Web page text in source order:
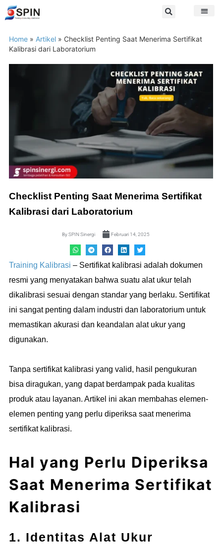
Home » Artikel » Checklist Penting Saat Menerima Sertifikat
Kalibrasi dari Laboratorium
Checklist Penting Saat Menerima Sertifikat
Kalibrasi dari Laboratorium
BySPIN Sinergi Februari 14, 2025
Training Kalibrasi – Sertifikat kalibrasi adalah dokumen
resmi yang menyatakan bahwa suatu alat ukur telah
dikalibrasi sesuai dengan standar yang berlaku. Sertifikat
ini sangat penting dalam industri dan laboratorium untuk
memastikan akurasi dan keandalan alat ukur yang
digunakan.
Tanpa sertifikat kalibrasi yang valid, hasil pengukuran
bisa diragukan, yang dapat berdampak pada kualitas
produk atau layanan. Artikel ini akan membahas elemen-
elemen penting yang perlu diperiksa saat menerima
sertifikat kalibrasi.
Hal yang Perlu Diperiksa
Saat Menerima Sertifikat
Kalibrasi
1. Identitas Alat Ukur